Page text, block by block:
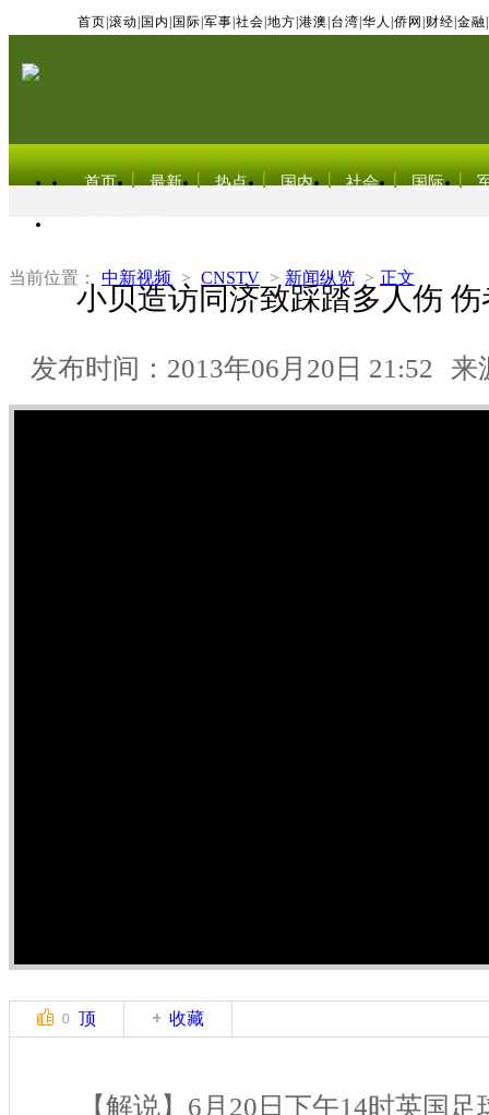
首页 滚动 国内 国际 军事 社会 地方 港澳 台湾 华人 侨网 财经 金融
首页 最新 热点 国内 社会 国际
当前位置： 中新视频 > CNSTV > 新闻纵览 > 正文
小贝造访同济致踩踏多人伤
发布时间：2013年06月20日 21:52 来
0 顶 收藏
【解说】6月20日下午14时英国足